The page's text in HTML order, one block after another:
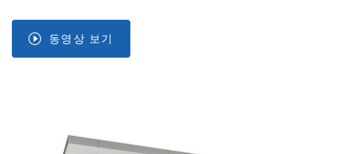
동영상 보기